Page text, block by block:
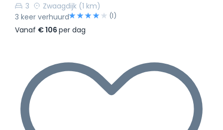
3
Zwaagdijk (1 km)
3 keer verhuurd
(1)
Vanaf € 106 per dag